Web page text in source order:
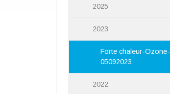
2025
2023
Forte chaleur-Ozone-
05092023
2022